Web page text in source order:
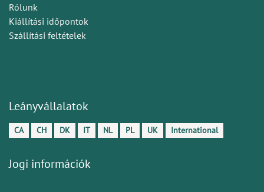
Rólunk
Kiállítási időpontok
Szállítási feltételek
Leányvállalatok
CA CH DK IT NL PL UK International
Jogi információk